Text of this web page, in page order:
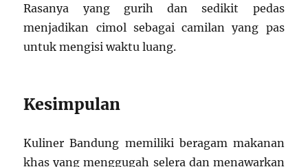
Rasanya yang gurih dan sedikit pedas
menjadikan cimol sebagai camilan yang pas
untuk mengisi waktu luang.
Kesimpulan
Kuliner Bandung memiliki beragam makanan
khas yang menggugah selera dan menawarkan